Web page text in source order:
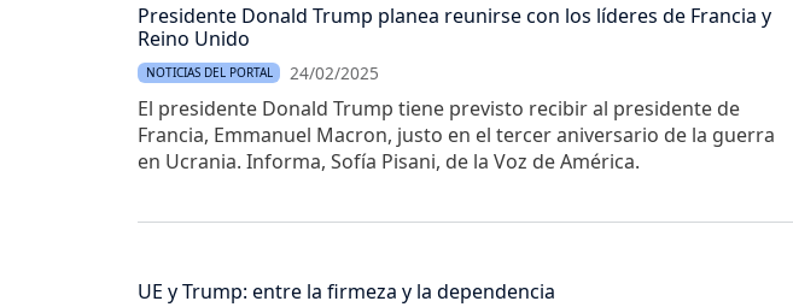
Presidente Donald Trump planea reunirse con los líderes de Francia y
Reino Unido
NOTICIAS DEL PORTAL 24/02/2025
El presidente Donald Trump tiene previsto recibir al presidente de
Francia, Emmanuel Macron, justo en el tercer aniversario de la guerra
en Ucrania. Informa, Sofía Pisani, de la Voz de América.
UE y Trump: entre la firmeza y la dependencia